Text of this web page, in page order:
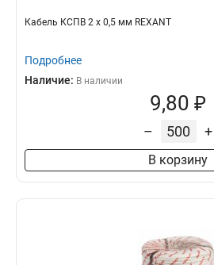
Кабель КСПВ 2 х 0,5 мм REXANT
Подробнее
Наличие: В наличии
9,80 ₽
– +
В корзину